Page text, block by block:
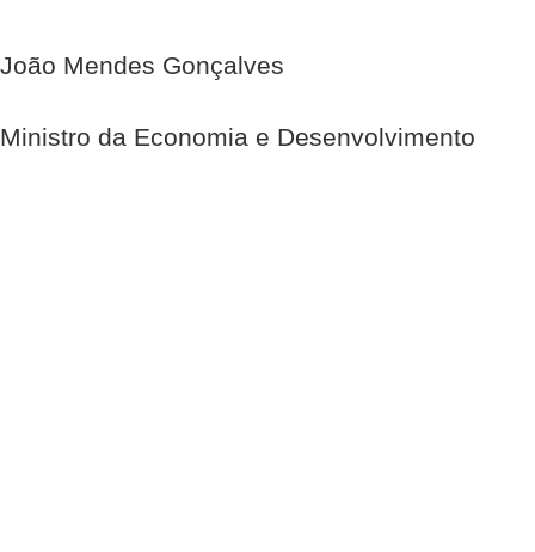
João Mendes Gonçalves
Ministro da Economia e Desenvolvimento